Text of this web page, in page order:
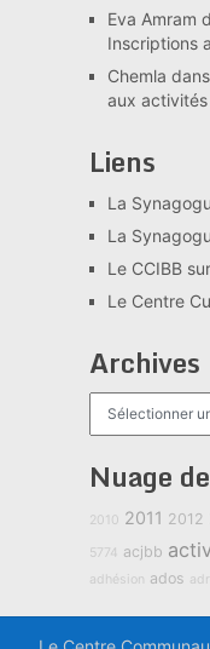
Eva Amram
Inscriptions
Chemla dans
aux
Liens
La
La
Le CCIBB
Le Centre
Archives
Archives
Nuage
2010 2011 2012
5774 acjbb
adhésion ados